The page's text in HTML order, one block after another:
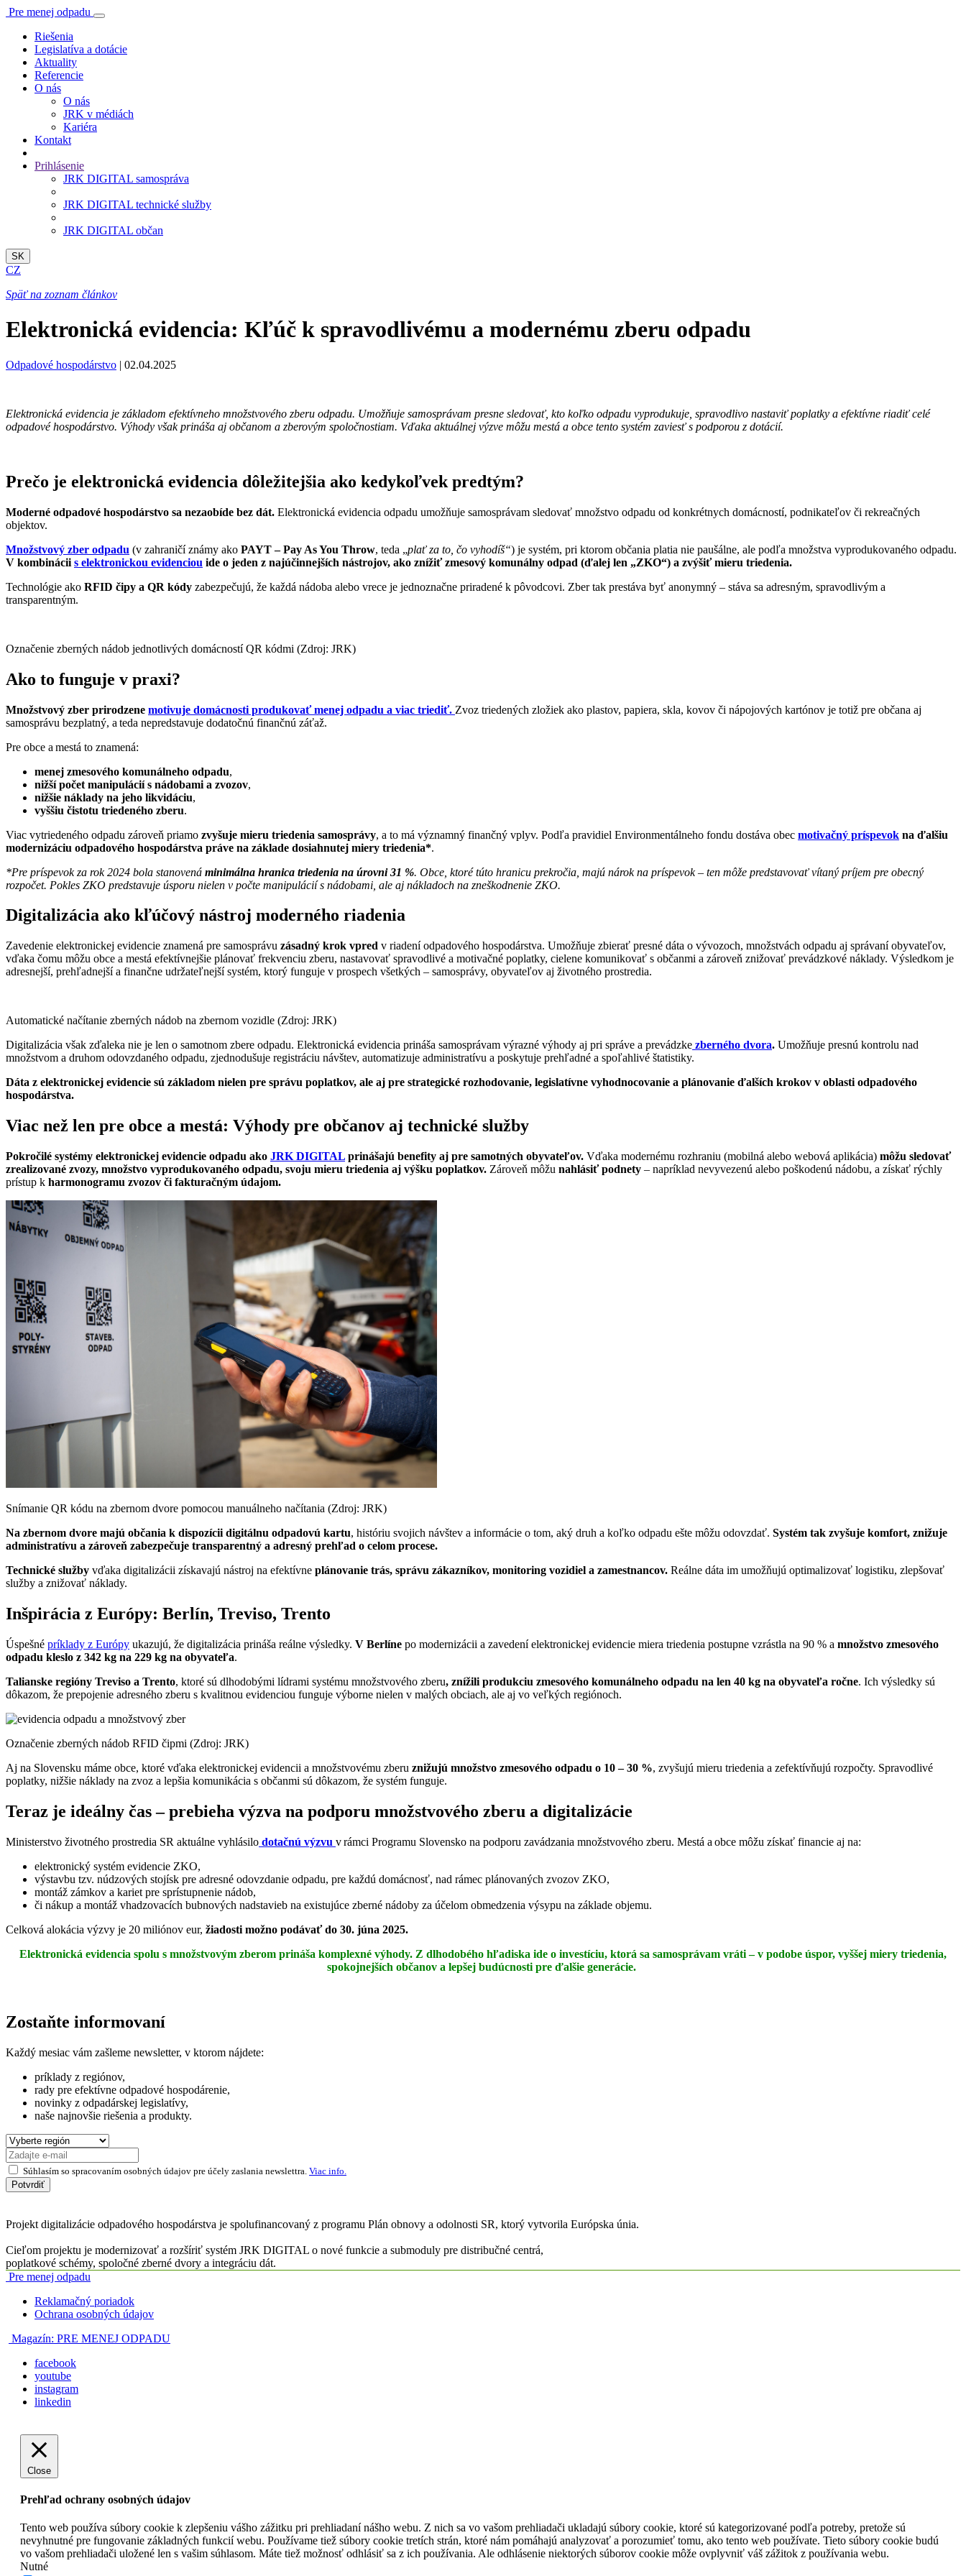
Pre menej odpadu
Riešenia
Legislatíva a dotácie
Aktuality
Referencie
O nás
O nás
JRK v médiách
Kariéra
Kontakt
Prihlásenie
JRK DIGITAL samospráva
JRK DIGITAL technické služby
JRK DIGITAL občan
SK
CZ
Späť na zoznam článkov
Elektronická evidencia: Kľúč k spravodlivému a modernému zberu odpadu
Odpadové hospodárstvo | 02.04.2025
Elektronická evidencia je základom efektívneho množstvového zberu odpadu. Umožňuje samosprávam presne sledovať, kto koľko odpadu vyprodukuje, spravodlivo nastaviť poplatky a efektívne riadiť celé
odpadové hospodárstvo. Výhody však prináša aj občanom a zberovým spoločnostiam. Vďaka aktuálnej výzve môžu mestá a obce tento systém zaviesť s podporou z dotácií.
Prečo je elektronická evidencia dôležitejšia ako kedykoľvek predtým?
Moderné odpadové hospodárstvo sa nezaobíde bez dát. Elektronická evidencia odpadu umožňuje samosprávam sledovať množstvo odpadu od konkrétnych domácností, podnikateľov či rekreačných
objektov.
Množstvový zber odpadu (v zahraničí známy ako PAYT – Pay As You Throw, teda „plať za to, čo vyhodíš“) je systém, pri ktorom občania platia nie paušálne, ale podľa množstva vyprodukovaného odpadu.
V kombinácii s elektronickou evidenciou ide o jeden z najúčinnejších nástrojov, ako znížiť zmesový komunálny odpad (ďalej len „ZKO“) a zvýšiť mieru triedenia.
Technológie ako RFID čipy a QR kódy zabezpečujú, že každá nádoba alebo vrece je jednoznačne priradené k pôvodcovi. Zber tak prestáva byť anonymný – stáva sa adresným, spravodlivým a
transparentným.
Označenie zberných nádob jednotlivých domácností QR kódmi (Zdroj: JRK)
Ako to funguje v praxi?
Množstvový zber prirodzene motivuje domácnosti produkovať menej odpadu a viac triediť. Zvoz triedených zložiek ako plastov, papiera, skla, kovov či nápojových kartónov je totiž pre občana aj
samosprávu bezplatný, a teda nepredstavuje dodatočnú finančnú záťaž.
Pre obce a mestá to znamená:
menej zmesového komunálneho odpadu,
nižší počet manipulácií s nádobami a zvozov,
nižšie náklady na jeho likvidáciu,
vyššiu čistotu triedeného zberu.
Viac vytriedeného odpadu zároveň priamo zvyšuje mieru triedenia samosprávy, a to má významný finančný vplyv. Podľa pravidiel Environmentálneho fondu dostáva obec motivačný príspevok na ďalšiu
modernizáciu odpadového hospodárstva práve na základe dosiahnutej miery triedenia*.
*Pre príspevok za rok 2024 bola stanovená minimálna hranica triedenia na úrovni 31 %. Obce, ktoré túto hranicu prekročia, majú nárok na príspevok – ten môže predstavovať vítaný príjem pre obecný
rozpočet. Pokles ZKO predstavuje úsporu nielen v počte manipulácií s nádobami, ale aj nákladoch na zneškodnenie ZKO.
Digitalizácia ako kľúčový nástroj moderného riadenia
Zavedenie elektronickej evidencie znamená pre samosprávu zásadný krok vpred v riadení odpadového hospodárstva. Umožňuje zbierať presné dáta o vývozoch, množstvách odpadu aj správaní obyvateľov,
vďaka čomu môžu obce a mestá efektívnejšie plánovať frekvenciu zberu, nastavovať spravodlivé a motivačné poplatky, cielene komunikovať s občanmi a zároveň znižovať prevádzkové náklady. Výsledkom je
adresnejší, prehľadnejší a finančne udržateľnejší systém, ktorý funguje v prospech všetkých – samosprávy, obyvateľov aj životného prostredia.
Automatické načítanie zberných nádob na zbernom vozidle (Zdroj: JRK)
Digitalizácia však zďaleka nie je len o samotnom zbere odpadu. Elektronická evidencia prináša samosprávam výrazné výhody aj pri správe a prevádzke zberného dvora. Umožňuje presnú kontrolu nad
množstvom a druhom odovzdaného odpadu, zjednodušuje registráciu návštev, automatizuje administratívu a poskytuje prehľadné a spoľahlivé štatistiky.
Dáta z elektronickej evidencie sú základom nielen pre správu poplatkov, ale aj pre strategické rozhodovanie, legislatívne vyhodnocovanie a plánovanie ďalších krokov v oblasti odpadového
hospodárstva.
Viac než len pre obce a mestá: Výhody pre občanov aj technické služby
Pokročilé systémy elektronickej evidencie odpadu ako JRK DIGITAL prinášajú benefity aj pre samotných obyvateľov. Vďaka modernému rozhraniu (mobilná alebo webová aplikácia) môžu sledovať
zrealizované zvozy, množstvo vyprodukovaného odpadu, svoju mieru triedenia aj výšku poplatkov. Zároveň môžu nahlásiť podnety – napríklad nevyvezenú alebo poškodenú nádobu, a získať rýchly
prístup k harmonogramu zvozov či fakturačným údajom.
Snímanie QR kódu na zbernom dvore pomocou manuálneho načítania (Zdroj: JRK)
Na zbernom dvore majú občania k dispozícii digitálnu odpadovú kartu, históriu svojich návštev a informácie o tom, aký druh a koľko odpadu ešte môžu odovzdať. Systém tak zvyšuje komfort, znižuje
administratívu a zároveň zabezpečuje transparentný a adresný prehľad o celom procese.
Technické služby vďaka digitalizácii získavajú nástroj na efektívne plánovanie trás, správu zákazníkov, monitoring vozidiel a zamestnancov. Reálne dáta im umožňujú optimalizovať logistiku, zlepšovať
služby a znižovať náklady.
Inšpirácia z Európy: Berlín, Treviso, Trento
Úspešné príklady z Európy ukazujú, že digitalizácia prináša reálne výsledky. V Berlíne po modernizácii a zavedení elektronickej evidencie miera triedenia postupne vzrástla na 90 % a množstvo zmesového
odpadu kleslo z 342 kg na 229 kg na obyvateľa.
Talianske regióny Treviso a Trento, ktoré sú dlhodobými lídrami systému množstvového zberu, znížili produkciu zmesového komunálneho odpadu na len 40 kg na obyvateľa ročne. Ich výsledky sú
dôkazom, že prepojenie adresného zberu s kvalitnou evidenciou funguje výborne nielen v malých obciach, ale aj vo veľkých regiónoch.
Označenie zberných nádob RFID čipmi (Zdroj: JRK)
Aj na Slovensku máme obce, ktoré vďaka elektronickej evidencii a množstvovému zberu znižujú množstvo zmesového odpadu o 10 – 30 %, zvyšujú mieru triedenia a zefektívňujú rozpočty. Spravodlivé
poplatky, nižšie náklady na zvoz a lepšia komunikácia s občanmi sú dôkazom, že systém funguje.
Teraz je ideálny čas – prebieha výzva na podporu množstvového zberu a digitalizácie
Ministerstvo životného prostredia SR aktuálne vyhlásilo dotačnú výzvu v rámci Programu Slovensko na podporu zavádzania množstvového zberu. Mestá a obce môžu získať financie aj na:
elektronický systém evidencie ZKO,
výstavbu tzv. núdzových stojísk pre adresné odovzdanie odpadu, pre každú domácnosť, nad rámec plánovaných zvozov ZKO,
montáž zámkov a kariet pre sprístupnenie nádob,
či nákup a montáž vhadzovacích bubnových nadstavieb na existujúce zberné nádoby za účelom obmedzenia výsypu na základe objemu.
Celková alokácia výzvy je 20 miliónov eur, žiadosti možno podávať do 30. júna 2025.
Elektronická evidencia spolu s množstvovým zberom prináša komplexné výhody. Z dlhodobého hľadiska ide o investíciu, ktorá sa samosprávam vráti – v podobe úspor, vyššej miery triedenia,
spokojnejších občanov a lepšej budúcnosti pre ďalšie generácie.
Zostaňte informovaní
Každý mesiac vám zašleme newsletter, v ktorom nájdete:
príklady z regiónov,
rady pre efektívne odpadové hospodárenie,
novinky z odpadárskej legislatívy,
naše najnovšie riešenia a produkty.
Súhlasím so spracovaním osobných údajov pre účely zaslania newslettra. Viac info.
Potvrdiť
Projekt digitalizácie odpadového hospodárstva je spolufinancovaný z programu Plán obnovy a odolnosti SR, ktorý vytvorila Európska únia.
Cieľom projektu je modernizovať a rozšíriť systém JRK DIGITAL o nové funkcie a submoduly pre distribučné centrá,
poplatkové schémy, spoločné zberné dvory a integráciu dát.
Pre menej odpadu
Reklamačný poriadok
Ochrana osobných údajov
Magazín: PRE MENEJ ODPADU
facebook
youtube
instagram
linkedin
Close
Prehľad ochrany osobných údajov
Tento web používa súbory cookie k zlepšeniu vášho zážitku pri prehliadaní nášho webu. Z nich sa vo vašom prehliadači ukladajú súbory cookie, ktoré sú kategorizované podľa potreby, pretože sú
nevyhnutné pre fungovanie základných funkcií webu. Používame tiež súbory cookie tretích strán, ktoré nám pomáhajú analyzovať a porozumieť tomu, ako tento web používate. Tieto súbory cookie budú
vo vašom prehliadači uložené len s vašim súhlasom. Máte tiež možnosť odhlásiť sa z ich používania. Ale odhlásenie niektorých súborov cookie môže ovplyvniť váš zážitok z používania webu.
Nutné